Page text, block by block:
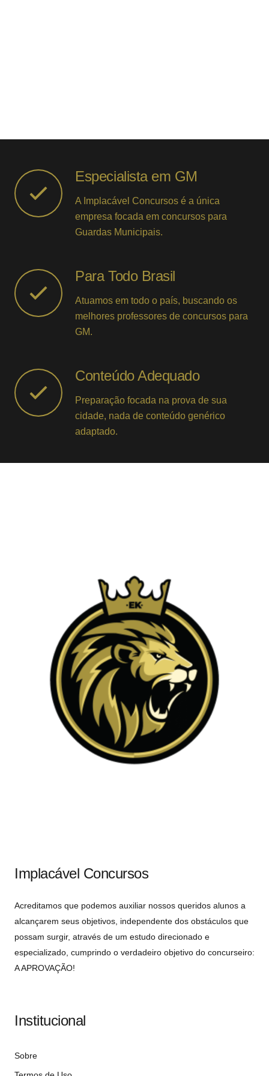
Especialista em GM
A Implacável Concursos é a única
empresa focada em concursos para
Guardas Municipais.
Para Todo Brasil
Atuamos em todo o país, buscando os
melhores professores de concursos para
GM.
Conteúdo Adequado
Preparação focada na prova de sua
cidade, nada de conteúdo genérico
adaptado.
Implacável Concursos
Acreditamos que podemos auxiliar nossos queridos alunos a
alcançarem seus objetivos, independente dos obstáculos que
possam surgir, através de um estudo direcionado e
especializado, cumprindo o verdadeiro objetivo do concurseiro:
A APROVAÇÃO!
Institucional
Sobre